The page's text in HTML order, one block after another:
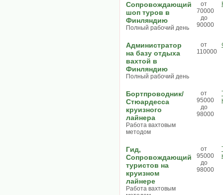
Сопровождающий
шоп туров в
Финляндию
Полный рабочий день
от
70000
до
90000
Администратор
на базу отдыха
вахтой в
Финляндию
Полный рабочий день
от
110000
Бортпроводник/
Стюардесса
круизного
лайнера
Работа вахтовым
методом
от
95000
до
98000
Гид,
Сопровождающий
туристов на
круизном
лайнере
Работа вахтовым
от
95000
до
98000